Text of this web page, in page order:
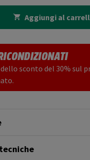
Aggiungi al
sconto del 30% sul